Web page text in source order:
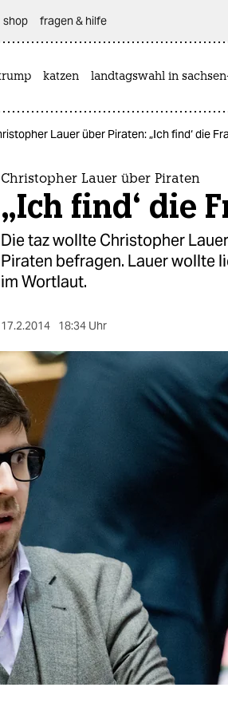
shop fragen & hilfe
katzen landtagswahl in
Lauer über Piraten: „Ich find‘ die
Christopher Lauer über Piraten
„Ich find‘ die
Die taz wollte Christopher
Piraten befragen. Lauer wollte
im Wortlaut.
17.2.2014 18:34 Uhr